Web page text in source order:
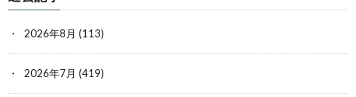
2026年8月 (113)
2026年7月 (419)